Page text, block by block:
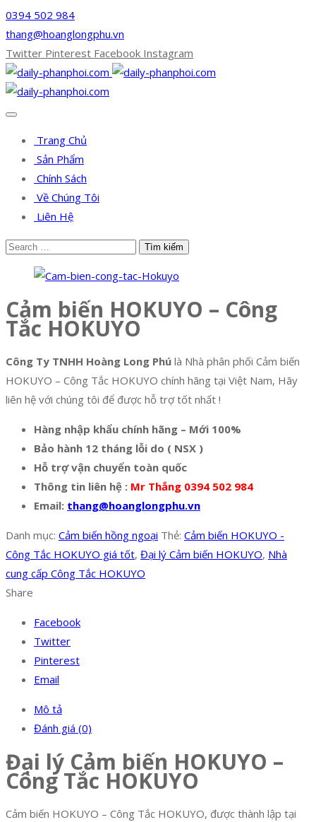
0394 502 984
thang@hoanglongphu.vn
Twitter Pinterest Facebook Instagram
Trang Chủ
Sản Phẩm
Chính Sách
Về Chúng Tôi
Liên Hệ
Cảm biến HOKUYO – Công
Tắc HOKUYO
Công Ty TNHH Hoàng Long Phú là Nhà phân phối Cảm biến
HOKUYO – Công Tắc HOKUYO chính hãng tại Việt Nam, Hãy
liên hệ với chúng tôi để được hỗ trợ tốt nhất !
Hàng nhập khẩu chính hãng – Mới 100%
Bảo hành 12 tháng lỗi do ( NSX )
Hỗ trợ vận chuyển toàn quốc
Thông tin liên hệ : Mr Thắng 0394 502 984
Email: thang@hoanglongphu.vn
Danh mục: Cảm biến hồng ngoại Thẻ: Cảm biến HOKUYO -
Công Tắc HOKUYO giá tốt, Đại lý Cảm biến HOKUYO, Nhà
cung cấp Công Tắc HOKUYO
Share
Facebook
Twitter
Pinterest
Email
Mô tả
Đánh giá (0)
Đại lý Cảm biến HOKUYO –
Công Tắc HOKUYO
Cảm biến HOKUYO – Công Tắc HOKUYO, được thành lập tại